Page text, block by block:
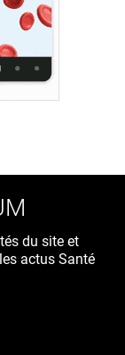
du site et
actus Santé